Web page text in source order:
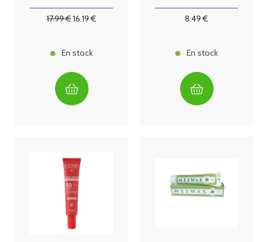
17.99€16.19 €
En stock
8.49 €
En stock